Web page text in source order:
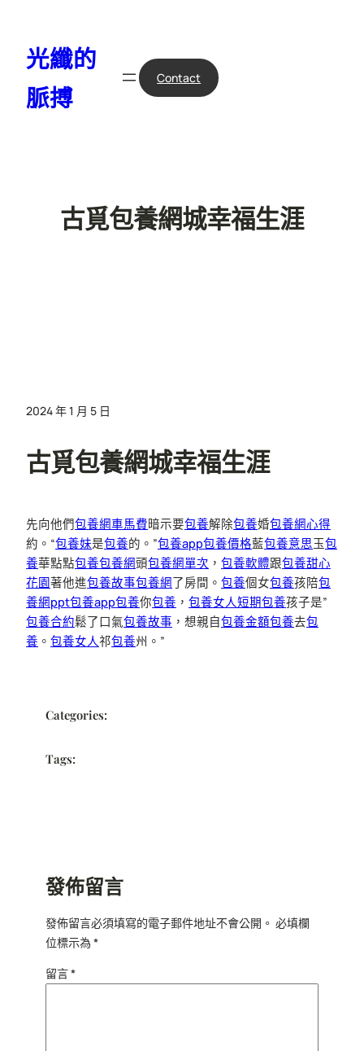
光纖的
脈搏
Contact
古覓包養網城幸福生涯
2024 年 1 月 5 日
古覓包養網城幸福生涯
先向他們包養網車馬費暗示要包養解除包養婚包養網心得
約。“包養妹是包養的。”包養app包養價格藍包養意思玉包
養華點點包養包養網頭包養網單次 ， 包養軟體跟包養甜心
花園著他進包養故事包養網了房間。 包養個女包養孩陪包
養網ppt包養app包養你包養 ， 包養女人短期包養孩子是”
包養合約鬆了口氣包養故事 ，想親自包養金額包養去包
養 。 包養女人祁包養州。”
Categories:
Tags:
發佈留言
發佈留言必須填寫的電子郵件地址不會公開。 必填欄
位標示為*
留言*